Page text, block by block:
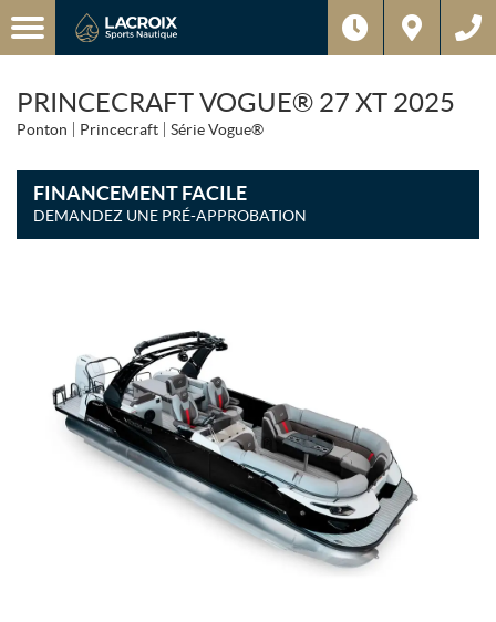
PRINCECRAFT VOGUE® 27 XT 2025
Ponton Princecraft Série Vogue®
FINANCEMENT FACILE
DEMANDEZ UNE PRÉ-APPROBATION